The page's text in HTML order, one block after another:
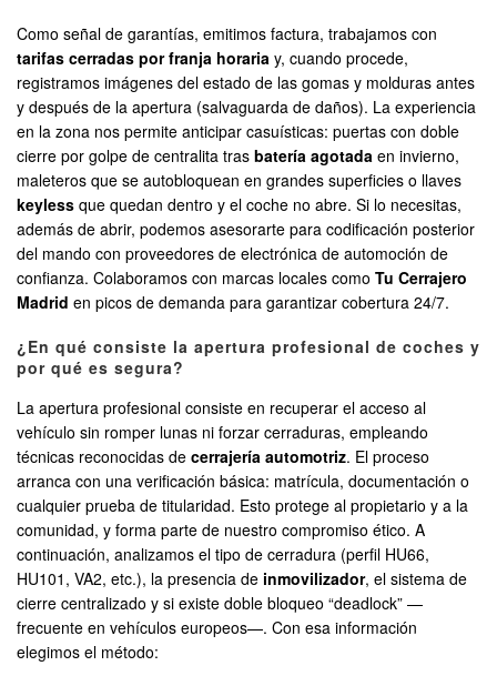
Como señal de garantías, emitimos factura, trabajamos con
tarifas cerradas por franja horaria y, cuando procede,
registramos imágenes del estado de las gomas y molduras antes
y después de la apertura (salvaguarda de daños). La experiencia
en la zona nos permite anticipar casuísticas: puertas con doble
cierre por golpe de centralita tras batería agotada en invierno,
maleteros que se autobloquean en grandes superficies o llaves
keyless que quedan dentro y el coche no abre. Si lo necesitas,
además de abrir, podemos asesorarte para codificación posterior
del mando con proveedores de electrónica de automoción de
confianza. Colaboramos con marcas locales como Tu Cerrajero
Madrid en picos de demanda para garantizar cobertura 24/7.
¿En qué consiste la apertura profesional de coches y
por qué es segura?
La apertura profesional consiste en recuperar el acceso al
vehículo sin romper lunas ni forzar cerraduras, empleando
técnicas reconocidas de cerrajería automotriz. El proceso
arranca con una verificación básica: matrícula, documentación o
cualquier prueba de titularidad. Esto protege al propietario y a la
comunidad, y forma parte de nuestro compromiso ético. A
continuación, analizamos el tipo de cerradura (perfil HU66,
HU101, VA2, etc.), la presencia de inmovilizador, el sistema de
cierre centralizado y si existe doble bloqueo “deadlock” —
frecuente en vehículos europeos—. Con esa información
elegimos el método: